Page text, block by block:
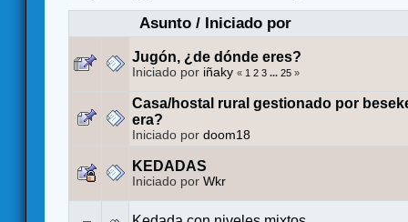
Asunto/ Iniciado por
Jugón, ¿de dónde eres?
Iniciado por iñaky « 1 2 3 ... 25 »
Casa/hostal rural gestionado por
era?
Iniciado por doom18
KEDADAS
Iniciado por Wkr